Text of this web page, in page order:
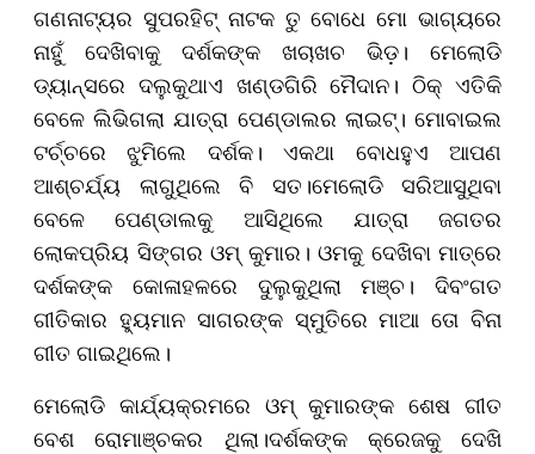
ଗଣନାଟ୍ୟର ସୁପରହିଟ୍ ନାଟକ ତୁ ବୋଧେ ମୋ ଭାଗ୍ୟରେ
ନାହୁଁ ଦେଖିବାକୁ ଦର୍ଶକଙ୍କ ଖଚାଖଚ ଭିଡ଼। ମେଲୋଡି
ଡ୍ୟାନ୍ସରେ ଦଲୁକୁଥାଏ ଖଣ୍ଡଗିରି ମୈଦାନ। ଠିକ୍ ଏତିକି
ବେଳେ ଲିଭିଗଲା ଯାତ୍ରା ପେଣ୍ଡାଲର ଲାଇଟ୍। ମୋବାଇଲ
ଟର୍ଚ୍ଚରେ ଝୁମିଲେ ଦର୍ଶକ। ଏକଥା ବୋଧହୁଏ ଆପଣ
ଆଶ୍ଚର୍ଯ୍ୟ ଲାଗୁଥିଲେ ବି ସତ।ମେଲୋଡି ସରିଆସୁଥିବା
ବେଳେ ପେଣ୍ଡାଲକୁ ଆସିଥିଲେ ଯାତ୍ରା ଜଗତର
ଲୋକପ୍ରିୟ ସିଙ୍ଗର ଓମ୍ କୁମାର। ଓମକୁ ଦେଖିବା ମାତ୍ରେ
ଦର୍ଶକଙ୍କ କୋଳାହଳରେ ଦୁଲୁକୁଥିଲା ମଞ୍ଚ। ଦିବଂଗତ
ଗୀତିକାର ହ୍ୟୁମାନ ସାଗରଙ୍କ ସ୍ମୁତିରେ ମାଆ ତୋ ବିନା
ଗୀତ ଗାଇଥିଲେ।
ମେଲୋଡି କାର୍ଯ୍ୟକ୍ରମରେ ଓମ୍ କୁମାରଙ୍କ ଶେଷ ଗୀତ
ବେଶ ରୋମାଞ୍ଚକର ଥିଲା।ଦର୍ଶକଙ୍କ କ୍ରେଜକୁ ଦେଖି